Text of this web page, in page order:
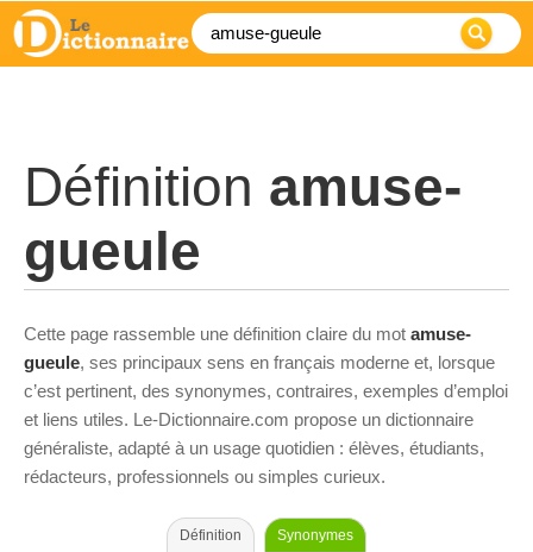
Définition amuse-
gueule
Cette page rassemble une définition claire du mot amuse-
gueule, ses principaux sens en français moderne et, lorsque
c’est pertinent, des synonymes, contraires, exemples d’emploi
et liens utiles. Le-Dictionnaire.com propose un dictionnaire
généraliste, adapté à un usage quotidien : élèves, étudiants,
rédacteurs, professionnels ou simples curieux.
Définition Synonymes